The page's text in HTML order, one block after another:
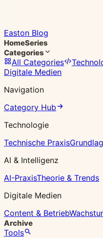
Easton Blog
HomeSeries
Categories
All Categories
Digitale Medien
Navigation
Category Hub
Technologie
Technische Praxis
AI & Intelligenz
AI-PraxisTheorie & Trends
Digitale Medien
Content & Betrieb
Archive
Tools